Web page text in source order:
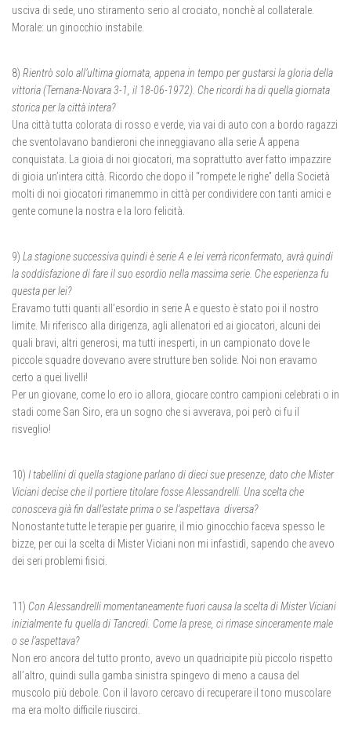
usciva di sede, uno stiramento serio al crociato, nonchè al collaterale.
Morale: un ginocchio instabile.
8) Rientrò solo all’ultima giornata, appena in tempo per gustarsi la gloria della
vittoria (Ternana-Novara 3-1, il 18-06-1972). Che ricordi ha di quella giornata
storica per la città intera?
Una città tutta colorata di rosso e verde, via vai di auto con a bordo ragazzi
che sventolavano bandieroni che inneggiavano alla serie A appena
conquistata. La gioia di noi giocatori, ma soprattutto aver fatto impazzire
di gioia un’intera città. Ricordo che dopo il “rompete le righe” della Società
molti di noi giocatori rimanemmo in città per condividere con tanti amici e
gente comune la nostra e la loro felicità.
9) La stagione successiva quindi è serie A e lei verrà riconfermato, avrà quindi
la soddisfazione di fare il suo esordio nella massima serie. Che esperienza fu
questa per lei?
Eravamo tutti quanti all’esordio in serie A e questo è stato poi il nostro
limite. Mi riferisco alla dirigenza, agli allenatori ed ai giocatori, alcuni dei
quali bravi, altri generosi, ma tutti inesperti, in un campionato dove le
piccole squadre dovevano avere strutture ben solide. Noi non eravamo
certo a quei livelli!
Per un giovane, come lo ero io allora, giocare contro campioni celebrati o in
stadi come San Siro, era un sogno che si avverava, poi però ci fu il
risveglio!
10) I tabellini di quella stagione parlano di dieci sue presenze, dato che Mister
Viciani decise che il portiere titolare fosse Alessandrelli. Una scelta che
conosceva già fin dall’estate prima o se l’aspettava diversa?
Nonostante tutte le terapie per guarire, il mio ginocchio faceva spesso le
bizze, per cui la scelta di Mister Viciani non mi infastidì, sapendo che avevo
dei seri problemi fisici.
11) Con Alessandrelli momentaneamente fuori causa la scelta di Mister Viciani
inizialmente fu quella di Tancredi. Come la prese, ci rimase sinceramente male
o se l’aspettava?
Non ero ancora del tutto pronto, avevo un quadricipite più piccolo rispetto
all’altro, quindi sulla gamba sinistra spingevo di meno a causa del
muscolo più debole. Con il lavoro cercavo di recuperare il tono muscolare
ma era molto difficile riuscirci.